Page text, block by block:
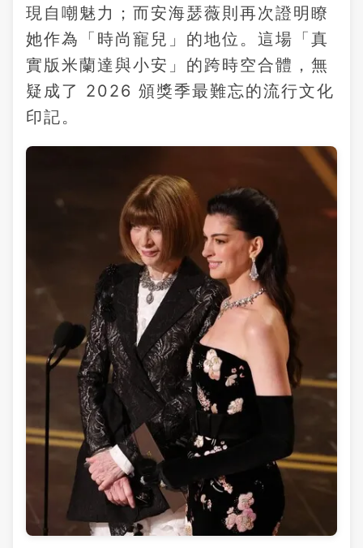
現自嘲魅力；而安海瑟薇則再次證明瞭
她作為「時尚寵兒」的地位。這場「真
實版米蘭達與小安」的跨時空合體，無
疑成了 2026 頒獎季最難忘的流行文化
印記。